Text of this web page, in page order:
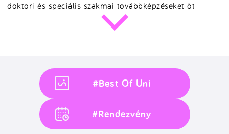
doktori és speciális szakmai továbbképzéseket öt
#Best Of Uni
#Rendezvény